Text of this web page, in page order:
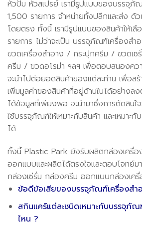
หัวปั้ม หัวสเปรย์ เรามีรูปแบบของบรรจุภั
1,500 รายการ จำหน่ายทั้งปลีกและส่ง ด้ว
โดยตรง ทั้งนี้ เรามีรูปแบบของสินค้าให้เ
รายการ ไม่ว่าจะเป็น บรรจุภัณฑ์เครื่องส
ขวดเครื่องสำอาง / กระปุกครีม / ขวดเ
ครีม / ขวดอโรม่า ฯลฯ เพื่อตอบสนองคว
จะนำไปต่อยอดสินค้าของแต่ละท่าน เพื่อสร้
เพิ่มมูลค่าของสินค้าที่อยู่ด้านในได้อย่างลง
ได้ข้อมูลที่เพียงพอ จะนำมาซึ่งการตัดสินใ
ใช้บรรจุภัณฑ์ให้เหมาะกับสินค้า และเหมาะ
ได้
ทั้งนี้ Plastic Park ยังรับผลิตกล่องเครื่อ
ออกแบบและผลิตได้ตรงใจและตอบโจทย์
กล่องเซ่รั่ม กล่องครีม ออกแบบกล่องเครื่
ข้อดีข้อเสียของบรรจุภัณฑ์เครื่องส
สกินแคร์แต่ละชนิดเหมาะกับบรรจุภั
ไหน ?